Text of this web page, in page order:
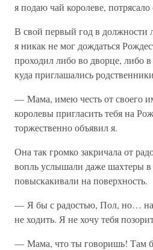
я подаю чай королеве,
В свой первый год в должности
я никак не мог дождаться
проходил либо во дворце, либо
куда приглашались
— Мама, имею честь от своего
королевы пригласить тебя на
торжественно объявил я.
Она так громко закричала от
вопль услышали даже шахтеры
повыскакивали на поверхность.
— Я бы с радостью, Пол, но…
не ходить. Я не хочу тебя
— Мама, что ты говоришь! Там